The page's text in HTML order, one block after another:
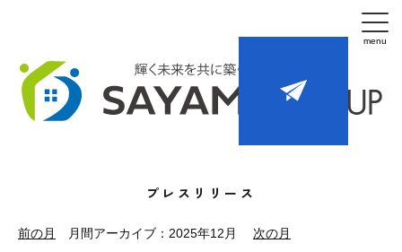
プレスリリース
前の月 月間アーカイブ：2025年12月 次の月